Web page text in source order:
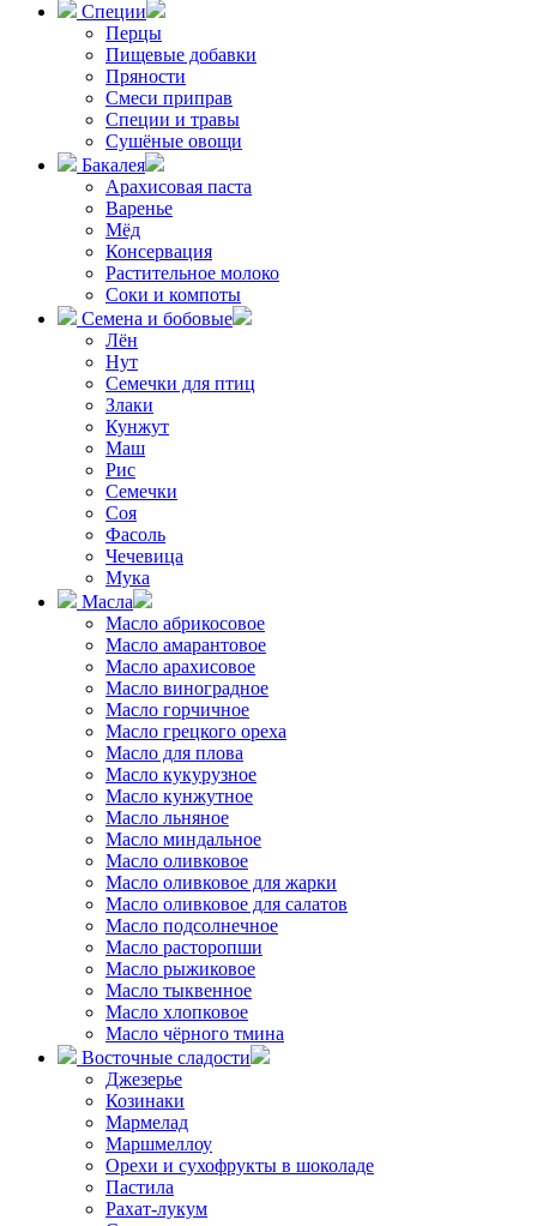
Специи
Перцы
Пищевые добавки
Пряности
Смеси приправ
Специи и травы
Сушёные овощи
Бакалея
Арахисовая паста
Варенье
Мёд
Консервация
Растительное молоко
Соки и компоты
Семена и бобовые
Лён
Нут
Семечки для птиц
Злаки
Кунжут
Маш
Рис
Семечки
Соя
Фасоль
Чечевица
Мука
Масла
Масло абрикосовое
Масло амарантовое
Масло арахисовое
Масло виноградное
Масло горчичное
Масло грецкого ореха
Масло для плова
Масло кукурузное
Масло кунжутное
Масло льняное
Масло миндальное
Масло оливковое
Масло оливковое для жарки
Масло оливковое для салатов
Масло подсолнечное
Масло расторопши
Масло рыжиковое
Масло тыквенное
Масло хлопковое
Масло чёрного тмина
Восточные сладости
Джезерье
Козинаки
Мармелад
Маршмеллоу
Орехи и сухофрукты в шоколаде
Пастила
Рахат-лукум